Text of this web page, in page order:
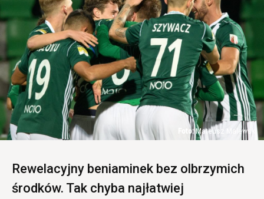
Mateusz Malewski
Rewelacyjny beniaminek bez olbrzymich
środków. Tak chyba najłatwiej